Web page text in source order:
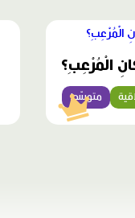
الْمُرْعِبِ؟
متوسّط